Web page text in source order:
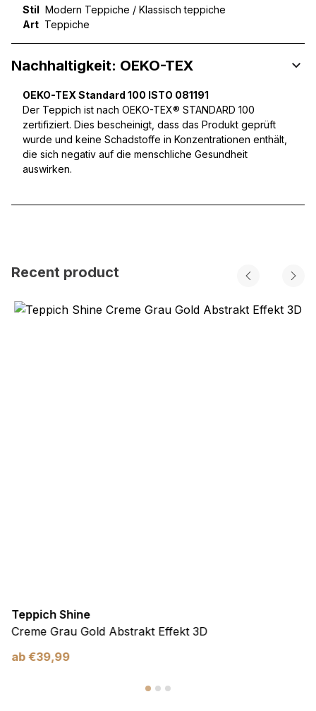
Stil Modern Teppiche / Klassisch teppiche
Art Teppiche
Nachhaltigkeit: OEKO-TEX
OEKO-TEX Standard 100 ISTO 081191
Der Teppich ist nach OEKO-TEX® STANDARD 100
zertifiziert. Dies bescheinigt, dass das Produkt geprüft
wurde und keine Schadstoffe in Konzentrationen enthält,
die sich negativ auf die menschliche Gesundheit
auswirken.
Recent product
Teppich Shine
Creme Grau Gold Abstrakt Effekt 3D
ab €39,99